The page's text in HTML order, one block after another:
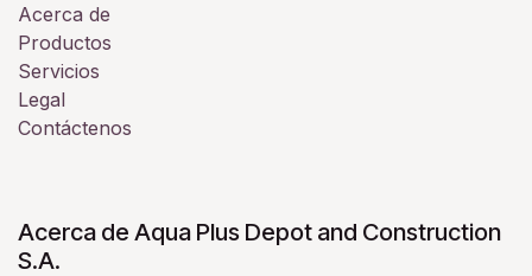
Acerca de
Productos
Servicios
Legal
Contáctenos
Acerca de Aqua Plus Depot and Construction
S.A.